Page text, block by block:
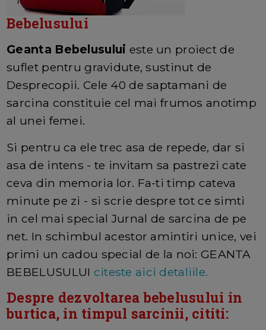
Bebelusului
Geanta Bebelusului este un proiect de
suflet pentru gravidute, sustinut de
Desprecopii. Cele 40 de saptamani de
sarcina constituie cel mai frumos anotimp
al unei femei.
Si pentru ca ele trec asa de repede, dar si
asa de intens - te invitam sa pastrezi cate
ceva din memoria lor. Fa-ti timp cateva
minute pe zi - si scrie despre tot ce simti
in cel mai special Jurnal de sarcina de pe
net. In schimbul acestor amintiri unice, vei
primi un cadou special de la noi: GEANTA
BEBELUSULUI citeste aici detaliile.
Despre dezvoltarea bebelusului in
burtica, in timpul sarcinii, cititi: